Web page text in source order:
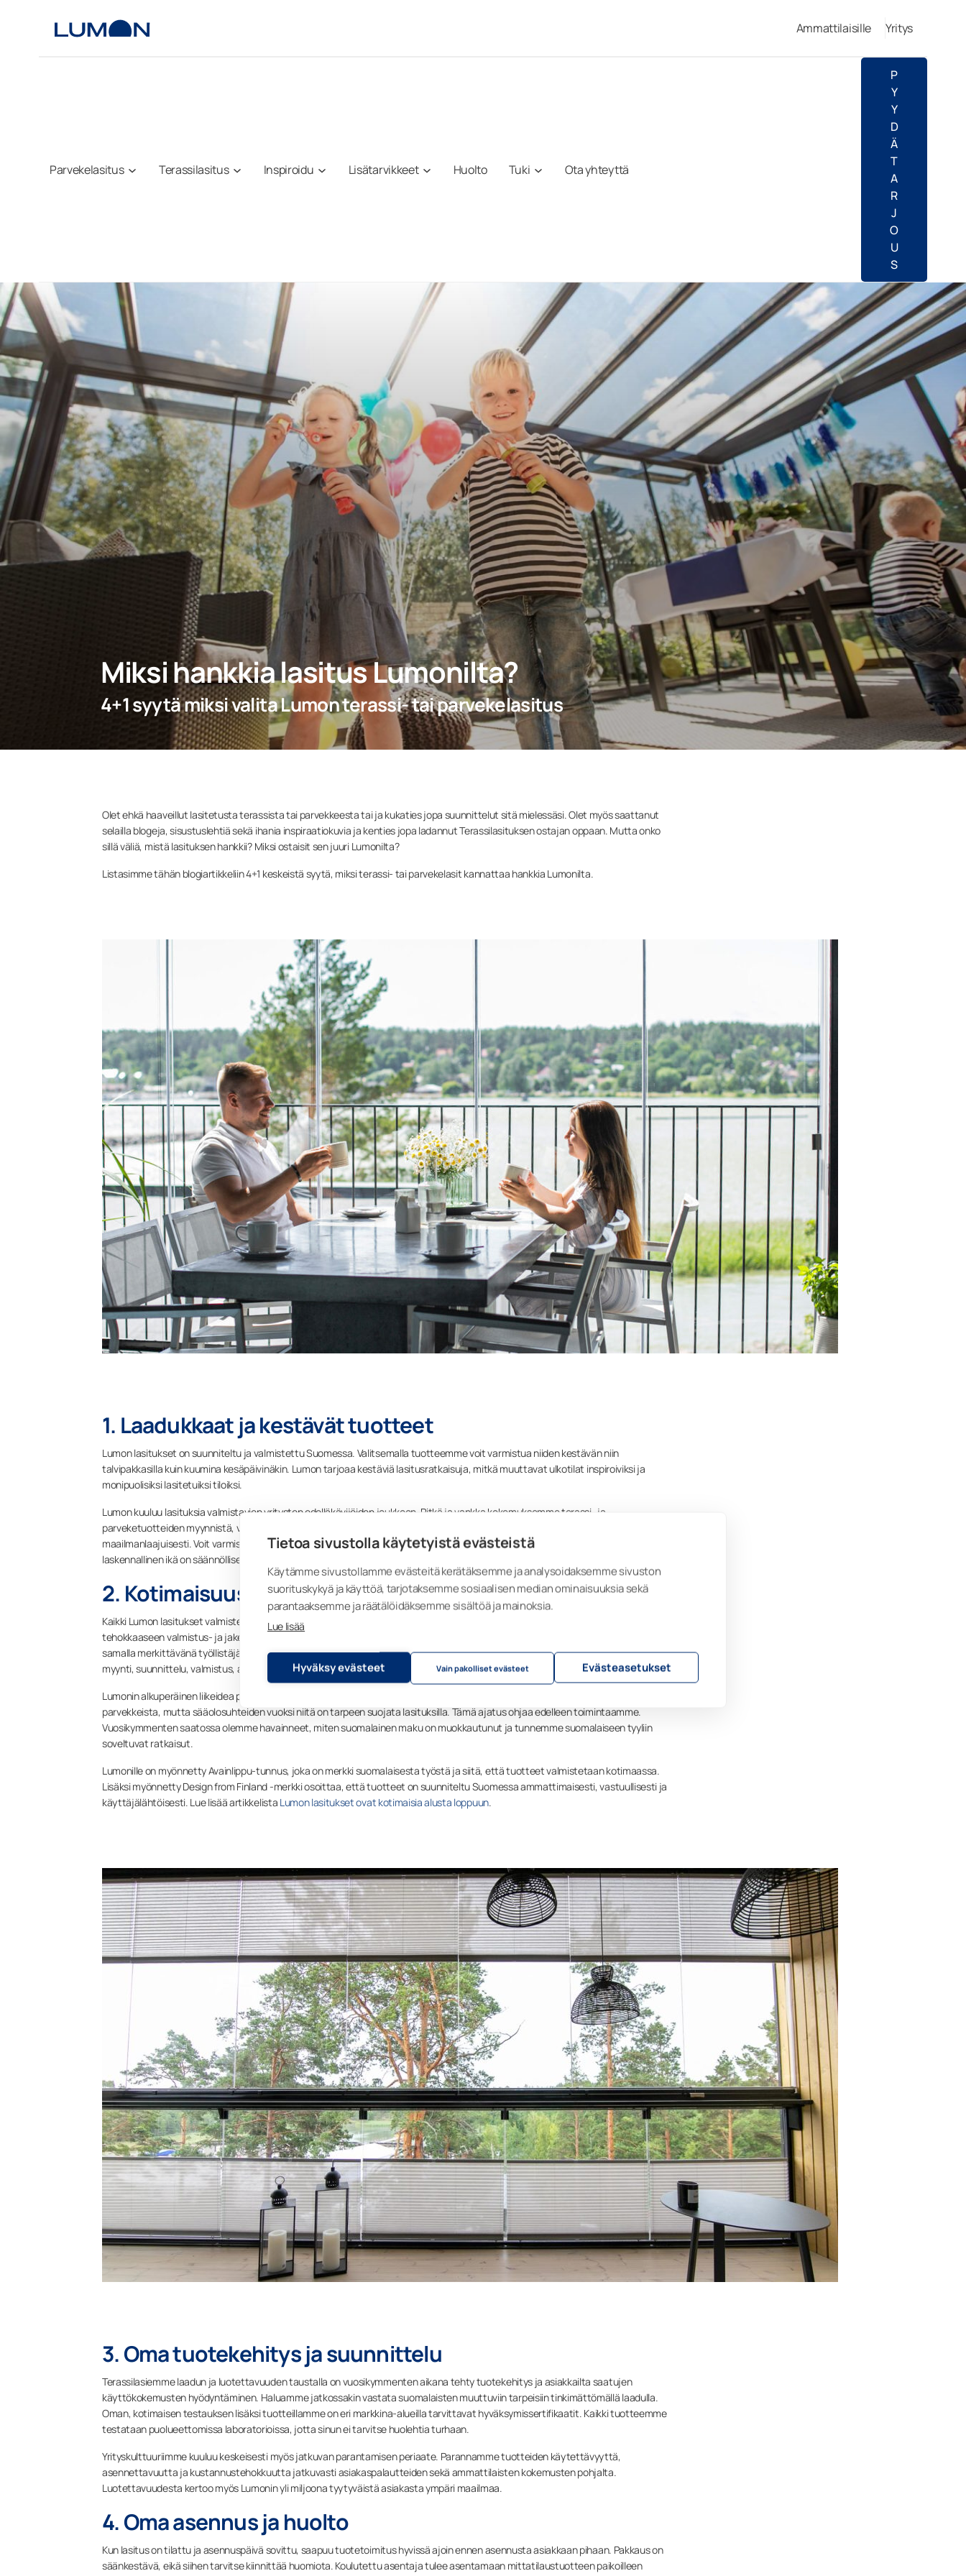
Tietoa sivustolla käytetyistä evästeistä
Käytämme sivustollamme evästeitä kerätäksemme ja analysoidaksemme sivuston
suorituskykyä ja käyttöä, tarjotaksemme sosiaalisen median ominaisuuksia sekä
parantaaksemme ja räätälöidäksemme sisältöä ja mainoksia.
Lue lisää
Hyväksy evästeet Vain pakolliset evästeet Evästeasetukset
Ammattilaisille Yritys
Parvekelasitus Terassilasitus Inspiroidu Lisätarvikkeet Huolto Tuki Ota yhteyttä
P
Y
Y
D
Ä
T
A
R
J
O
U
S
Miksi hankkia lasitus Lumonilta?
4+1 syytä miksi valita Lumon terassi- tai parvekelasitus
Olet ehkä haaveillut lasitetusta terassista tai parvekkeesta tai ja kukaties jopa suunnittelut sitä mielessäsi. Olet myös saattanut
selailla blogeja, sisustuslehtiä sekä ihania inspiraatiokuvia ja kenties jopa ladannut Terassilasituksen ostajan oppaan. Mutta onko
sillä väliä, mistä lasituksen hankkii? Miksi ostaisit sen juuri Lumonilta?
Listasimme tähän blogiartikkeliin 4+1 keskeistä syytä, miksi terassi- tai parvekelasit kannattaa hankkia Lumonilta.
1. Laadukkaat ja kestävät tuotteet
Lumon lasitukset on suunniteltu ja valmistettu Suomessa. Valitsemalla tuotteemme voit varmistua niiden kestävän niin
talvipakkasilla kuin kuumina kesäpäivinäkin. Lumon tarjoaa kestäviä lasitusratkaisuja, mitkä muuttavat ulkotilat inspiroiviksi ja
monipuolisiksi lasitetuiksi tiloiksi.
Lumon kuuluu lasituksia valmistavien yritysten edelläkävijöiden joukkoon. Pitkä ja vankka kokemuksemme terassi- ja
parveketuotteiden myynnistä, valmistuksesta ja asennuksesta tekee meistä ainutlaatuisen toimijan kotimaassa ja
maailmanlaajuisesti. Voit varmistua siitä, että lasitukset kestävät vuosikymmentenkin päähän, sillä Lumon lasitusjärjestelmien
laskennallinen ikä on säännöllisesti huollettuna vähintään 25 vuotta.
2. Kotimaisuus
Kaikki Lumon lasitukset valmistetaan Suomessa mittatilaustyönä. Investoimme säännöllisesti sekä teknologiaan että
tehokkaaseen valmistus- ja jakeluprosessiin. Yksi suurimmista investoinneista on esimerkiksi Kouvolan tehtaat, jotka toimivat
samalla merkittävänä työllistäjänä Kymenlaaksossa. Vaikka olemmekin kansainvälistyneet huimaa vauhtia, löytyy tuotekehitys,
myynti, suunnittelu, valmistus, asennus ja huolto edelleen saman katon alta.
Lumonin alkuperäinen liikeidea pohjautuu käytännön ongelman ratkaisemiseen: suomalaiset pitävät kalustetuista patioista ja
parvekkeista, mutta sääolosuhteiden vuoksi niitä on tarpeen suojata lasituksilla. Tämä ajatus ohjaa edelleen toimintaamme.
Vuosikymmenten saatossa olemme havainneet, miten suomalainen maku on muokkautunut ja tunnemme suomalaiseen tyyliin
soveltuvat ratkaisut.
Lumonille on myönnetty Avainlippu-tunnus, joka on merkki suomalaisesta työstä ja siitä, että tuotteet valmistetaan kotimaassa.
Lisäksi myönnetty Design from Finland -merkki osoittaa, että tuotteet on suunniteltu Suomessa ammattimaisesti, vastuullisesti ja
käyttäjälähtöisesti. Lue lisää artikkelista Lumon lasitukset ovat kotimaisia alusta loppuun.
3. Oma tuotekehitys ja suunnittelu
Terassilasiemme laadun ja luotettavuuden taustalla on vuosikymmenten aikana tehty tuotekehitys ja asiakkailta saatujen
käyttökokemusten hyödyntäminen. Haluamme jatkossakin vastata suomalaisten muuttuviin tarpeisiin tinkimättömällä laadulla.
Oman, kotimaisen testauksen lisäksi tuotteillamme on eri markkina-alueilla tarvittavat hyväksymissertifikaatit. Kaikki tuotteemme
testataan puolueettomissa laboratorioissa, jotta sinun ei tarvitse huolehtia turhaan.
Yrityskulttuuriimme kuuluu keskeisesti myös jatkuvan parantamisen periaate. Parannamme tuotteiden käytettävyyttä,
asennettavuutta ja kustannustehokkuutta jatkuvasti asiakaspalautteiden sekä ammattilaisten kokemusten pohjalta.
Luotettavuudesta kertoo myös Lumonin yli miljoona tyytyväistä asiakasta ympäri maailmaa.
4. Oma asennus ja huolto
Kun lasitus on tilattu ja asennuspäivä sovittu, saapuu tuotetoimitus hyvissä ajoin ennen asennusta asiakkaan pihaan. Pakkaus on
säänkestävä, eikä siihen tarvitse kiinnittää huomiota. Koulutettu asentaja tulee asentamaan mittatilaustuotteen paikoilleen